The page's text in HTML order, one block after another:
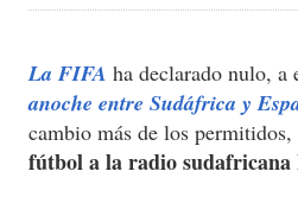
La FIFA ha declarado nulo, a
anoche entre Sudáfrica y
cambio más de los
fútbol a la radio sudafricana